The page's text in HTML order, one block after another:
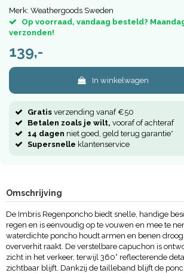
Merk: Weathergoods Sweden
Op voorraad, vandaag besteld?
verzonden!
139,-
In winkelwagen
Gratis verzending vanaf €50
Betalen zoals je wilt, vooraf of achteraf
14 dagen niet goed, geld terug garantie*
Supersnelle klantenservice
Omschrijving
De Imbris Regenponcho biedt snelle, handige
regen en is eenvoudig op te vouwen en mee te
waterdichte poncho houdt armen en benen
oververhit raakt. De verstelbare capuchon is
zicht in het verkeer, terwijl 360° reflecterende
zichtbaar blijft. Dankzij de tailleband blijft de